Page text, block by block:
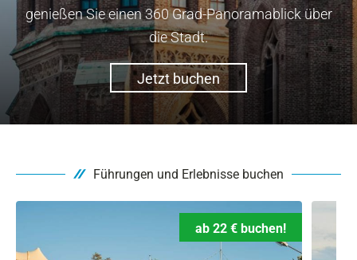
genießen Sie einen 360 Grad-Panoramablick über
die Stadt.
Jetzt buchen
Führungen und Erlebnisse buchen
ab 22 € buchen!